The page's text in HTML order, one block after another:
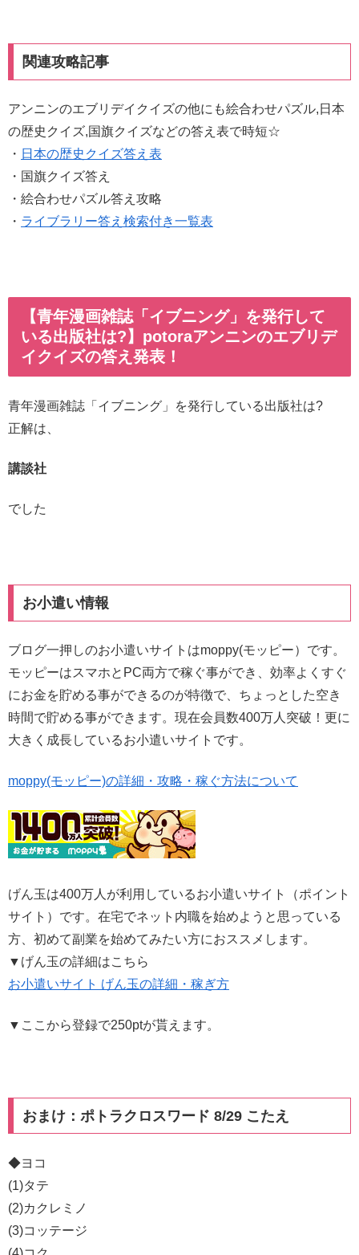
関連攻略記事
アンニンのエブリデイクイズの他にも絵合わせパズル,日本
の歴史クイズ,国旗クイズなどの答え表で時短☆
・ 日本の歴史クイズ答え表
・国旗クイズ答え
・絵合わせパズル答え攻略
・ ライブラリー答え検索付き一覧表
【青年漫画雑誌「イブニング」を発行して
いる出版社は?】potoraアンニンのエブリデ
イクイズの答え発表！
青年漫画雑誌「イブニング」を発行している出版社は?
正解は、
講談社
でした
お小遣い情報
ブログ一押しのお小遣いサイトはmoppy(モッピー）です。
モッピーはスマホとPC両方で稼ぐ事ができ、効率よくすぐ
にお金を貯める事ができるのが特徴で、ちょっとした空き
時間で貯める事ができます。現在会員数400万人突破！更に
大きく成長しているお小遣いサイトです。
moppy(モッピー)の詳細・攻略・稼ぐ方法について
げん玉は400万人が利用しているお小遣いサイト（ポイント
サイト）です。在宅でネット内職を始めようと思っている
方、初めて副業を始めてみたい方におススメします。
▼げん玉の詳細はこちら
お小遣いサイト げん玉の詳細・稼ぎ方
▼ここから登録で250ptが貰えます。
おまけ：ポトラクロスワード 8/29 こたえ
◆ヨコ
(1)タテ
(2)カクレミノ
(3)コッテージ